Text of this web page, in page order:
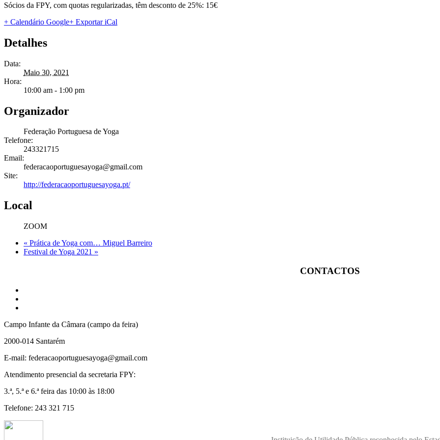
Sócios da FPY, com quotas regularizadas, têm desconto de 25%: 15€
+ Calendário Google+ Exportar iCal
Detalhes
Data:
Maio 30, 2021
Hora:
10:00 am - 1:00 pm
Organizador
Federação Portuguesa de Yoga
Telefone:
243321715
Email:
federacaoportuguesayoga@gmail.com
Site:
http://federacaoportuguesayoga.pt/
Local
ZOOM
« Prática de Yoga com… Miguel Barreiro
Festival de Yoga 2021 »
CONTACTOS
Campo Infante da Câmara (campo da feira)
2000-014 Santarém
E-mail: federacaoportuguesayoga@gmail.com
Atendimento presencial da secretaria FPY:
3.ª, 5.ª e 6.ª feira das 10:00 às 18:00
Telefone: 243 321 715